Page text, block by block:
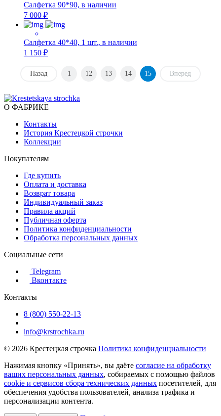
Салфетка 90*90, в наличии
7 000 ₽
Салфетка 40*40, 1 шт., в наличии
1 150 ₽
Назад 1 12 13 14 15 Вперед
О ФАБРИКЕ
Контакты
История Крестецкой строчки
Коллекции
Покупателям
Где купить
Оплата и доставка
Возврат товара
Индивидуальный заказ
Правила акций
Публичная оферта
Политика конфиденциальности
Обработка персональных данных
Социальные сети
Telegram
Вконтакте
Контакты
8 (800) 550-22-13
info@krstrochka.ru
© 2026 Крестецкая строчка Политика конфиденциальности
Нажимая кнопку «Принять», вы даёте согласие на обработку
ваших персональных данных, собираемых с помощью файлов
cookie и сервисов сбора технических данных посетителей, для
обеспечения удобства пользователей, анализа трафика и
персонализации контента.